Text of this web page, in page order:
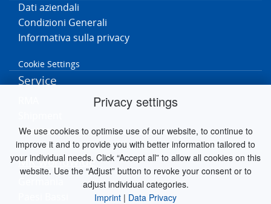
Privacy settings
We use cookies to optimise use of our website, to continue to
improve it and to provide you with better information tailored to
your individual needs. Click “Accept all” to allow all cookies on this
website. Use the “Adjust” button to revoke your consent or to
adjust individual categories.
Imprint | Data Privacy
Dati aziendali
Condizioni Generali
Informativa sulla privacy
Cookie Settings
Service
Contact
MK worldwide